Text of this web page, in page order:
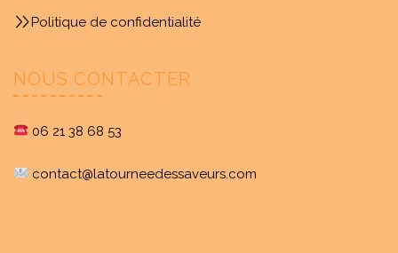
Politique de confidentialité
NOUS CONTACTER
06 21 38 68 53
contact@latourneedessaveurs.com